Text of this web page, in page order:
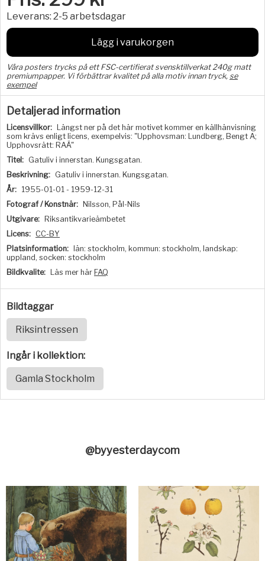
Leverans: 2-5 arbetsdagar
Lägg i varukorgen
Våra posters trycks på ett FSC-certifierat svensktillverkat 240g matt
premiumpapper. Vi förbättrar kvalitet på alla motiv innan tryck, se
exempel
Detaljerad information
Licensvillkor:
Längst ner på det här motivet kommer en källhänvisning
som krävs enligt licens, exempelvis: "Upphovsman: Lundberg, Bengt A;
Upphovsrätt: RAÄ"
Titel: Gatuliv i innerstan. Kungsgatan.
Beskrivning: Gatuliv i innerstan. Kungsgatan.
År: 1955-01-01 - 1959-12-31
Fotograf / Konstnär:
Nilsson, Pål-Nils
Utgivare:
Riksantikvarieämbetet
Licens: CC-BY
Platsinformation:
län: stockholm, kommun: stockholm, landskap:
uppland, socken: stockholm
Bildkvalite:
Läs mer här FAQ
Bildtaggar
Riksintressen
Ingår i kollektion:
Gamla Stockholm
@byyesterdaycom